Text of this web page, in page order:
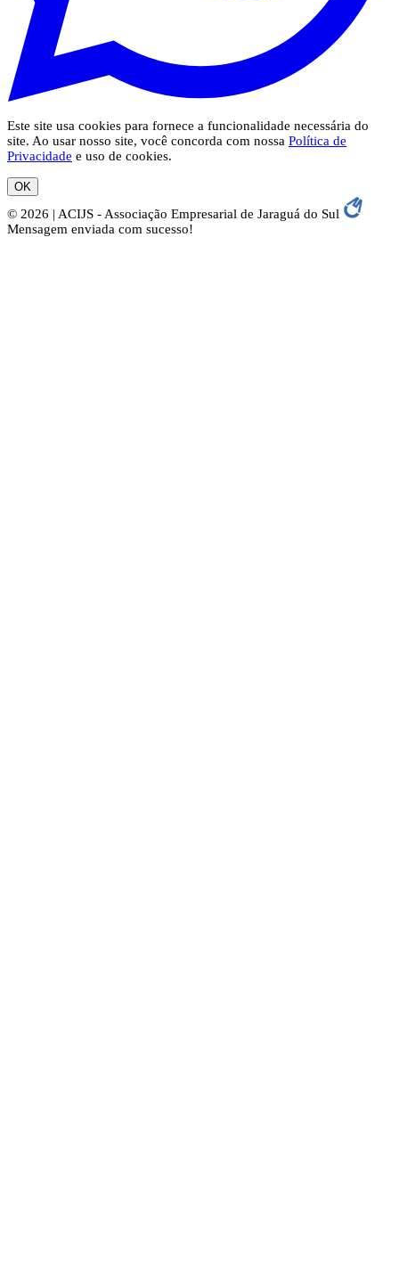
Este site usa cookies para fornece a funcionalidade necessária do
site. Ao usar nosso site, você concorda com nossa Política de
Privacidade e uso de cookies.
OK
© 2026 | ACIJS - Associação Empresarial de Jaraguá do Sul
Mensagem enviada com sucesso!